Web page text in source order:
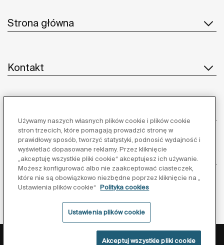
Strona główna
Kontakt
Dostawcy
Obserwuj nas:
Polityka ochrony danych
Warunki korzystania z serwisu
Używamy naszych własnych plików cookie i plików cookie
stron trzecich, które pomagają prowadzić stronę w
prawidłowy sposób, tworzyć statystyki, podnosić wydajność i
wyświetlać dopasowane reklamy. Przez kliknięcie
„akceptuję wszystkie pliki cookie“ akceptujesz ich używanie.
Możesz konfigurować albo nie zaakceptować ciasteczek,
które nie są obowiązkowo niezbędne poprzez kliknięcie na „
Ustawienia plików cookie“
Polityka cookies
Ustawienia plików cookie
Akceptuj wszystkie pliki cookie